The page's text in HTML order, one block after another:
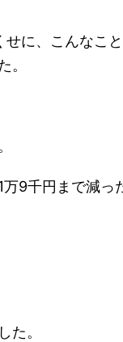
せに、こんなこ
。
9千円まで減っ
た。